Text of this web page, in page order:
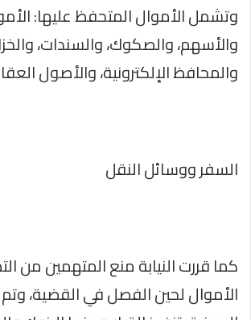
وتشمل الأموال المتحفظ عليها:
والأسهم، والصكوك، والسندات،
والمحافظ الإلكترونية، والأصول
السفر ووسائل النقل
كما قررت النيابة منع المتهمين من
الأموال لحين الفصل في القضية،